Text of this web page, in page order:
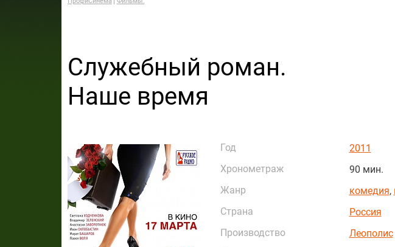
Служебный роман.
Наше время
Год
2011
Хронометраж
90 мин.
Жанр
комедия,
Страна
Россия
Производство
Леополис